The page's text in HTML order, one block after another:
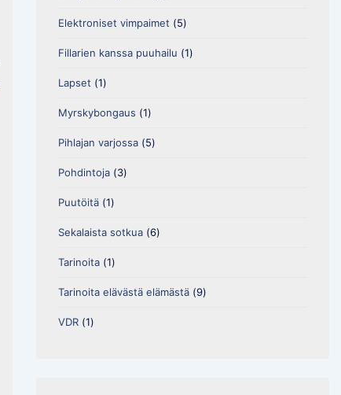
Elektroniset vimpaimet (5)
Fillarien kanssa puuhailu (1)
Lapset (1)
Myrskybongaus (1)
Pihlajan varjossa(5)
Pohdintoja(3)
Puutöitä(1)
Sekalaista sotkua(6)
Tarinoita(1)
Tarinoita elävästä elämästä(9)
VDR(1)